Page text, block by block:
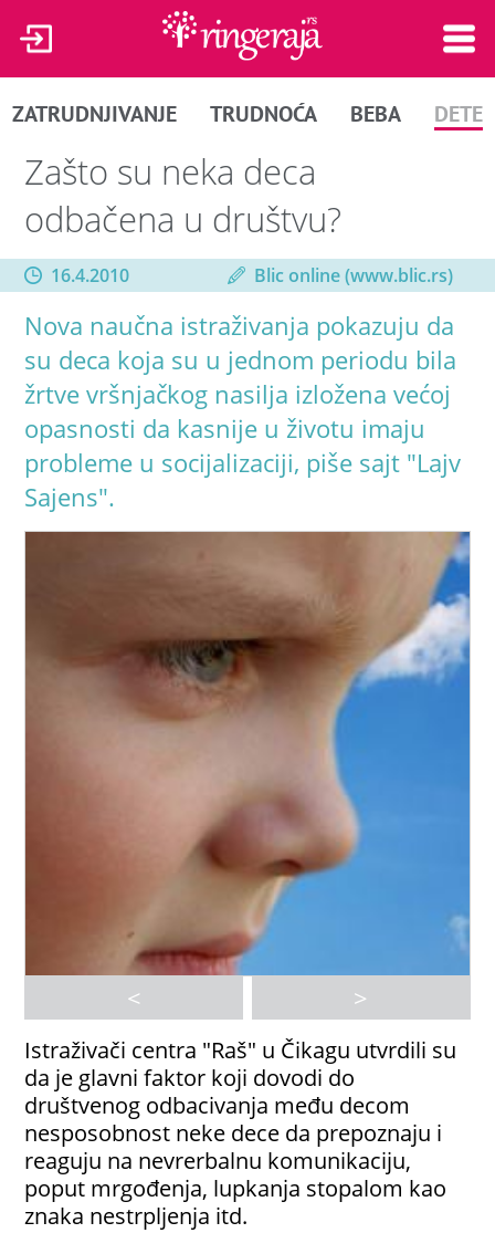
ZATRUDNJIVANJE TRUDNOĆA BEBA DETE
Zašto su neka deca
odbačena u društvu?
16.4.2010 Blic online (www.blic.rs)
Nova naučna istraživanja pokazuju da
su deca koja su u jednom periodu bila
žrtve vršnjačkog nasilja izložena većoj
opasnosti da kasnije u životu imaju
probleme u socijalizaciji, piše sajt "Lajv
Sajens".
< >
Istraživači centra "Raš" u Čikagu utvrdili su
da je glavni faktor koji dovodi do
društvenog odbacivanja među decom
nesposobnost neke dece da prepoznaju i
reaguju na nevrerbalnu komunikaciju,
poput mrgođenja, lupkanja stopalom kao
znaka nestrpljenja itd.